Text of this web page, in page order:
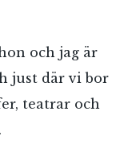
och jag är
just där vi bor
teatrar och